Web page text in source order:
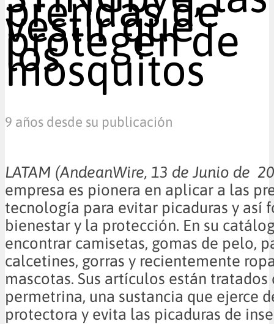
prendas de
vestir que
protegen de
los
mosquitos
9 años desde su publicación
LATAM (AndeanWire, 13 de Junio
empresa es pionera en aplicar a las
tecnología para evitar picaduras y así
bienestar y la protección. En su
encontrar camisetas, gomas de pelo,
calcetines, gorras y recientemente
mascotas. Sus artículos están tratados
permetrina, una sustancia que ejerce
protectora y evita las picaduras de